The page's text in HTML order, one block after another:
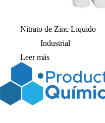
Nitrato de Zinc Liquido
Industrial
Leer más